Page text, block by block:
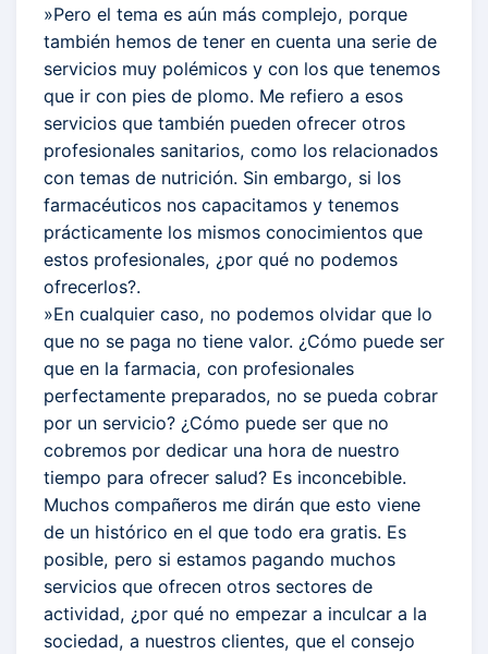
»Pero el tema es aún más complejo, porque
también hemos de tener en cuenta una serie de
servicios muy polémicos y con los que tenemos
que ir con pies de plomo. Me refiero a esos
servicios que también pueden ofrecer otros
profesionales sanitarios, como los relacionados
con temas de nutrición. Sin embargo, si los
farmacéuticos nos capacitamos y tenemos
prácticamente los mismos conocimientos que
estos profesionales, ¿por qué no podemos
ofrecerlos?.
»En cualquier caso, no podemos olvidar que lo
que no se paga no tiene valor. ¿Cómo puede ser
que en la farmacia, con profesionales
perfectamente preparados, no se pueda cobrar
por un servicio? ¿Cómo puede ser que no
cobremos por dedicar una hora de nuestro
tiempo para ofrecer salud? Es inconcebible.
Muchos compañeros me dirán que esto viene
de un histórico en el que todo era gratis. Es
posible, pero si estamos pagando muchos
servicios que ofrecen otros sectores de
actividad, ¿por qué no empezar a inculcar a la
sociedad, a nuestros clientes, que el consejo